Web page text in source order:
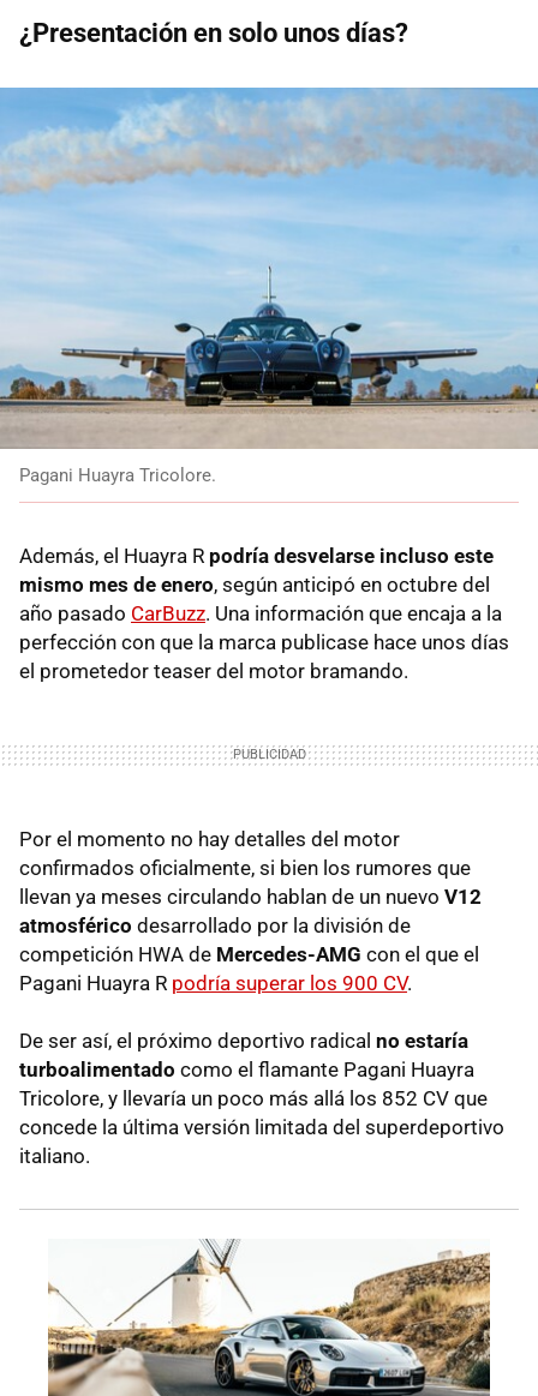
¿Presentación en solo unos días?
Pagani Huayra Tricolore.
Además, el Huayra R podría desvelarse incluso este
mismo mes de enero, según anticipó en octubre del
año pasado CarBuzz. Una información que encaja a la
perfección con que la marca publicase hace unos días
el prometedor teaser del motor bramando.
Por el momento no hay detalles del motor
confirmados oficialmente, si bien los rumores que
llevan ya meses circulando hablan de un nuevo V12
atmosférico desarrollado por la división de
competición HWA de Mercedes-AMG con el que el
Pagani Huayra R podría superar los 900 CV.
De ser así, el próximo deportivo radical no estaría
turboalimentado como el flamante Pagani Huayra
Tricolore, y llevaría un poco más allá los 852 CV que
concede la última versión limitada del superdeportivo
italiano.